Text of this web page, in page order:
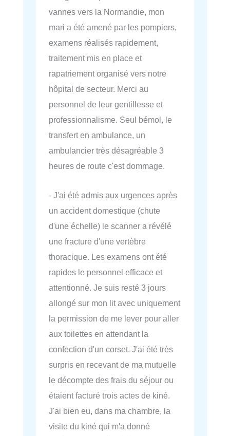
vannes vers la Normandie, mon
mari a été amené par les pompiers,
examens réalisés rapidement,
traitement mis en place et
rapatriement organisé vers notre
hôpital de secteur. Merci au
personnel de leur gentillesse et
professionnalisme. Seul bémol, le
transfert en ambulance, un
ambulancier très désagréable 3
heures de route c'est dommage.
- J'ai été admis aux urgences après
un accident domestique (chute
d'une échelle) le scanner a révélé
une fracture d'une vertèbre
thoracique. Les examens ont été
rapides le personnel efficace et
attentionné. Je suis resté 3 jours
allongé sur mon lit avec uniquement
la permission de me lever pour aller
aux toilettes en attendant la
confection d'un corset. J'ai été très
surpris en recevant de ma mutuelle
le décompte des frais du séjour ou
étaient facturé trois actes de kiné.
J'ai bien eu, dans ma chambre, la
visite du kiné qui m'a donné